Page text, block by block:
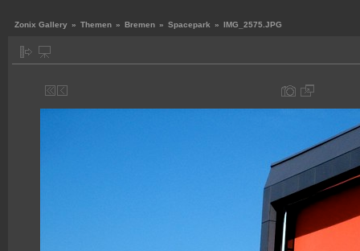
Zonix Gallery » Themen » Bremen » Spacepark » IMG_2575.JPG